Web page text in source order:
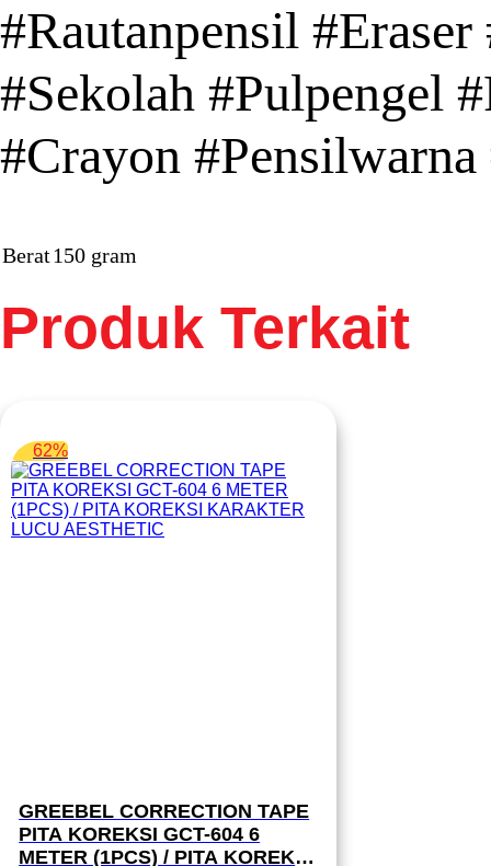
#Rautanpensil
#Sekolah #Pulpengel
#Crayon
Berat150 gram
Produk Terkait
62%
GREEBEL CORRECTION TAPE
PITA KOREKSI GCT-604 6
METER (1PCS) / PITA KOREKSI